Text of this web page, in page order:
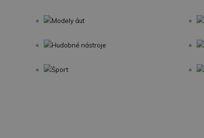
Modely áut
Hudobné nástroje
Šport